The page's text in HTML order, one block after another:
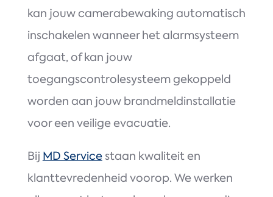
kan jouw camerabewaking automatisch
inschakelen wanneer het alarmsysteem
afgaat, of kan jouw
toegangscontrolesysteem gekoppeld
worden aan jouw brandmeldinstallatie
voor een veilige evacuatie.
Bij MD Servicestaan kwaliteit en
klanttevredenheid voorop. We werken